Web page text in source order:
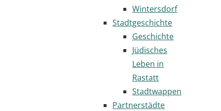
Wintersdorf
Stadtgeschichte
Geschichte
Jüdisches
Leben in
Rastatt
Stadtwappen
Partnerstädte